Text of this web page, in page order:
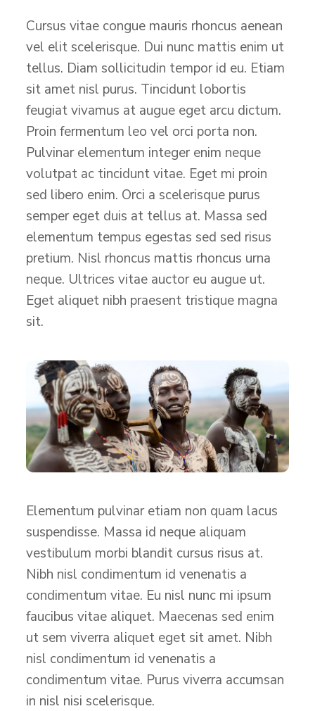
Cursus vitae congue mauris rhoncus aenean
vel elit scelerisque. Dui nunc mattis enim ut
tellus. Diam sollicitudin tempor id eu. Etiam
sit amet nisl purus. Tincidunt lobortis
feugiat vivamus at augue eget arcu dictum.
Proin fermentum leo vel orci porta non.
Pulvinar elementum integer enim neque
volutpat ac tincidunt vitae. Eget mi proin
sed libero enim. Orci a scelerisque purus
semper eget duis at tellus at. Massa sed
elementum tempus egestas sed sed risus
pretium. Nisl rhoncus mattis rhoncus urna
neque. Ultrices vitae auctor eu augue ut.
Eget aliquet nibh praesent tristique magna
sit.
Elementum pulvinar etiam non quam lacus
suspendisse. Massa id neque aliquam
vestibulum morbi blandit cursus risus at.
Nibh nisl condimentum id venenatis a
condimentum vitae. Eu nisl nunc mi ipsum
faucibus vitae aliquet. Maecenas sed enim
ut sem viverra aliquet eget sit amet. Nibh
nisl condimentum id venenatis a
condimentum vitae. Purus viverra accumsan
in nisl nisi scelerisque.